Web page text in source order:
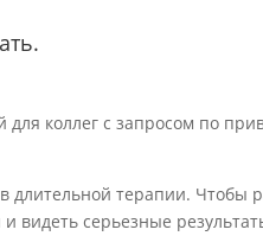
для коллег с запросом по
длительной терапии. Чтобы
видеть серьезные